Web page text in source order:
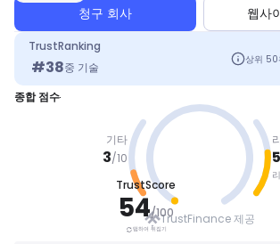
청구 회사 웹사
TrustRanking
#38중 기술
상위 50
종합 점수
기타
3/10
TrustScore
54/100
탭하여 뒤집기
평균
탭하여 뒤집기
TrustFinance 제공